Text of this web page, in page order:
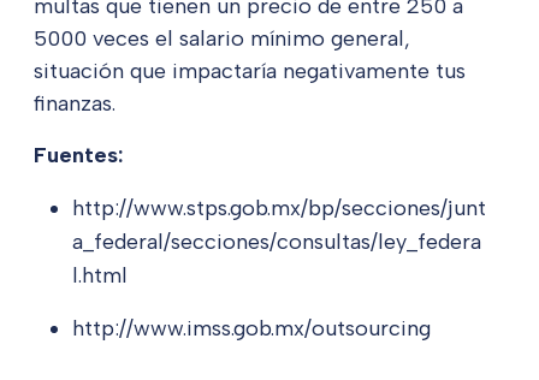
multas que tienen un precio de entre 250 a
5000 veces el salario mínimo general,
situación que impactaría negativamente tus
finanzas.
Fuentes:
http://www.stps.gob.mx/bp/secciones/junt
a_federal/secciones/consultas/ley_federa
l.html
http://www.imss.gob.mx/outsourcing